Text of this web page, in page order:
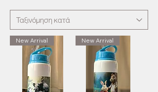
New Arrival New Arrival